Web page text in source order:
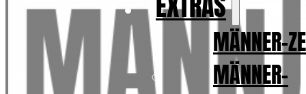
MÄNNER-
MÄNNER-